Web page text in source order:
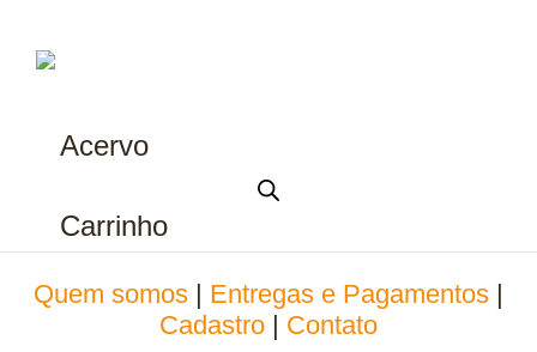
Acervo
Carrinho
Quem somos Entregas e Pagamentos
Cadastro
Contato